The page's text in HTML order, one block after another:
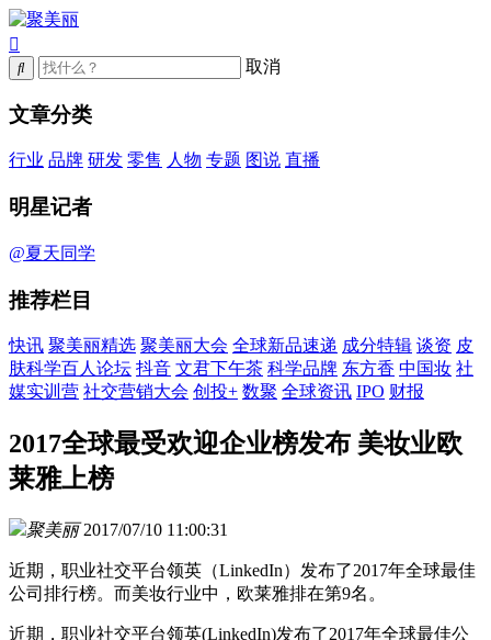
取消
文章分类
行业 品牌 研发 零售 人物 专题 图说 直播
明星记者
@夏天同学
推荐栏目
快讯 聚美丽精选 聚美丽大会 全球新品速递 成分特辑 谈资 皮
肤科学百人论坛 抖音 文君下午茶 科学品牌 东方香 中国妆 社
媒实训营 社交营销大会 创投+ 数聚 全球资讯 IPO 财报
2017全球最受欢迎企业榜发布 美妆业欧
莱雅上榜
聚美丽 2017/07/10 11:00:31
近期，职业社交平台领英（LinkedIn）发布了2017年全球最佳
公司排行榜。而美妆行业中，欧莱雅排在第9名。
近期，职业社交平台领英(LinkedIn)发布了2017年全球最佳公